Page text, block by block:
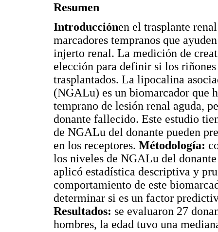
Resumen
Introducciónen el trasplante
marcadores tempranos que
injerto renal. La medición de
elección para definir si los
trasplantados. La lipocalina
(NGALu) es un biomarcador que
temprano de lesión renal aguda,
donante fallecido. Este estudio
de NGALu del donante pueden
en los receptores. Métodología:
los niveles de NGALu del
aplicó estadística descriptiva y
comportamiento de este
determinar si es un factor
Resultados: se evaluaron 27
hombres, la edad tuvo una